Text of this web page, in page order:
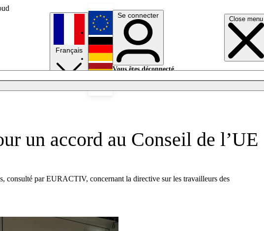
Close menu
Français
English
Deutsch
Se connecter
Vous êtes déconnecté.
un accord au Conseil de l’UE
consulté par EURACTIV, concernant la directive sur les travailleurs des